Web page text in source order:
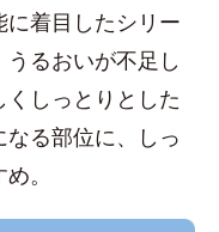
着目したシリー
るおいが不足し
しっとりとした
る部位に、しっ
。